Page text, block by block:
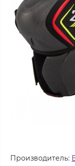
Производитель: